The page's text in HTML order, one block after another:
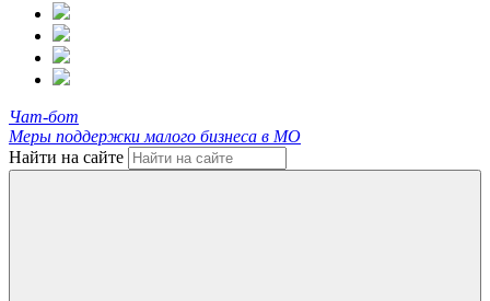
Чат-бот
Меры поддержки малого бизнеса в МО
Найти на сайте